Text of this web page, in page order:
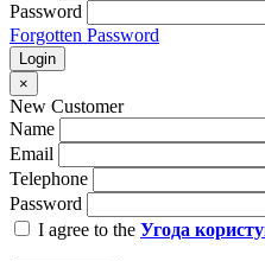
Password
Forgotten Password
Login
×
New Customer
Name
Email
Telephone
Password
I agree to the Угода